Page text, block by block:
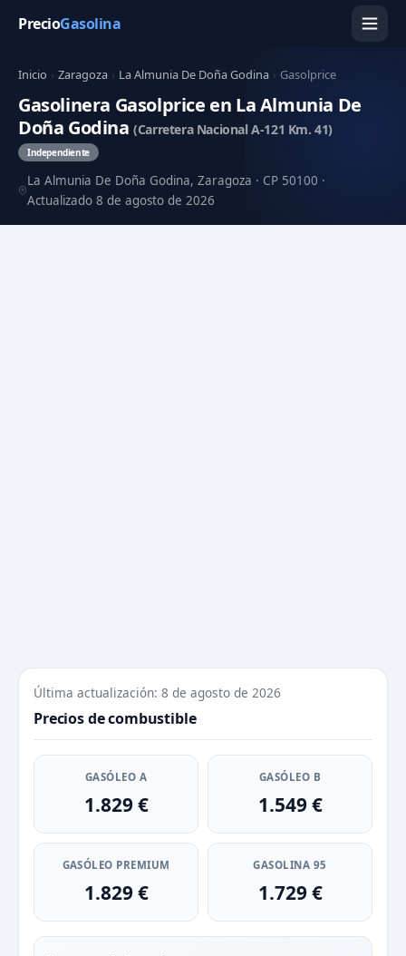
PrecioGasolina
Inicio › Zaragoza › La Almunia De Doña Godina › Gasolprice
Gasolinera Gasolprice en La Almunia De
Doña Godina(Carretera Nacional A-121 Km. 41)
Independiente
La Almunia De Doña Godina, Zaragoza · CP 50100 ·
Actualizado 8 de agosto de 2026
Última actualización: 8 de agosto de 2026
Precios de combustible
GASÓLEO A
1.829 €
GASÓLEO B
1.549 €
GASÓLEO PREMIUM
1.829 €
GASOLINA 95
1.729 €